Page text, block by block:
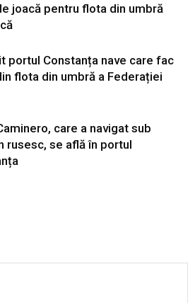
joacă pentru flota din umbră
portul Constanța nave care fac
flota din umbră a Federației
care a navigat sub
rusesc, se află în portul